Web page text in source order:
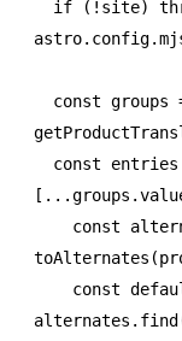
  if
( ! site)
  const
groups
  const
entries
[ ...groups
    const
toAlternates
    const
alternates .find